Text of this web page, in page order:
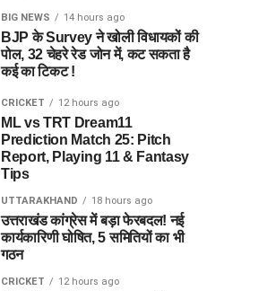
BIG NEWS 14 hours ago
BJP के Survey ने खोली विधायकों की
पोल, 32 चेहरे रेड जोन में, कट सकता है
कई का टिकट !
CRICKET 12 hours ago
ML vs TRT Dream11
Prediction Match 25: Pitch
Report, Playing 11 & Fantasy
Tips
UTTARAKHAND 18 hours ago
उत्तराखंड कांग्रेस में बड़ा फेरबदल! नई
कार्यकारिणी घोषित, 5 समितियों का भी
गठन
CRICKET 12 hours ago